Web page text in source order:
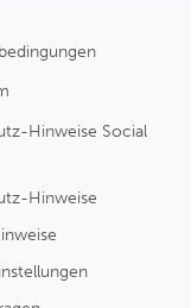
Hinweise Social
Hinweise